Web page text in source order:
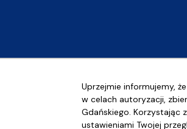
Uprzejmie informujemy,
w celach autoryzacji,
Gdańskiego. Korzystając
ustawieniami Twojej